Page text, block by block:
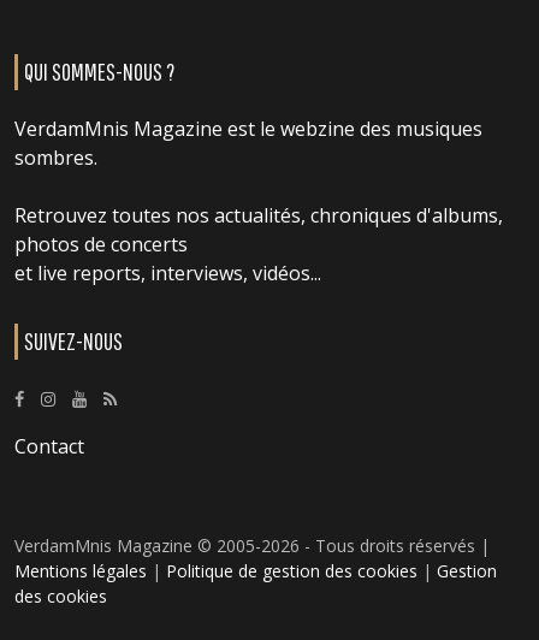
QUI SOMMES-NOUS ?
VerdamMnis Magazine est le webzine des musiques
sombres.
Retrouvez toutes nos actualités, chroniques d'albums,
photos de concerts
et live reports, interviews, vidéos...
SUIVEZ-NOUS
Contact
VerdamMnis Magazine © 2005-2026 - Tous droits réservés |
Mentions légales | Politique de gestion des cookies | Gestion
des cookies